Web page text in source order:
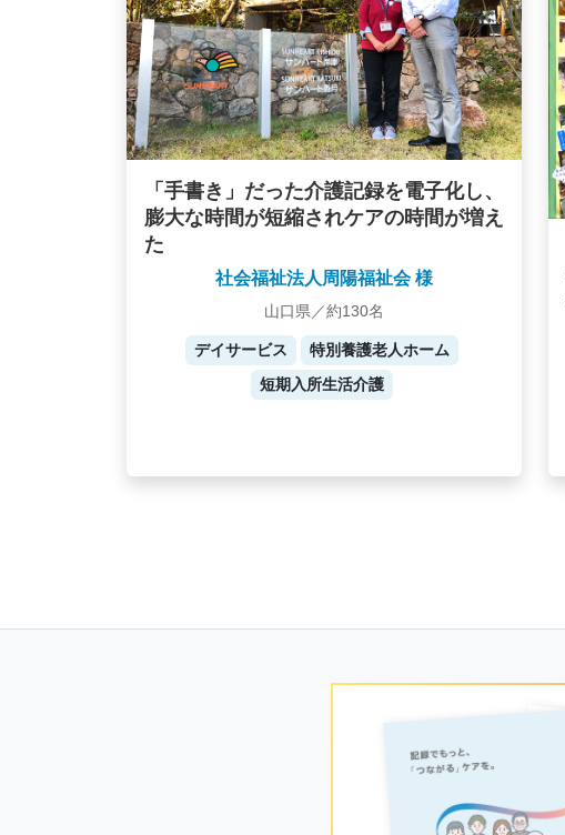
「手書き」だった介護記録を電子化し、
膨大な時間が短縮されケアの時間が増え
た
社会福祉法人周陽福祉会 様
山口県／約130名
デイサービス
特別養護老人ホーム
短期入所生活介護